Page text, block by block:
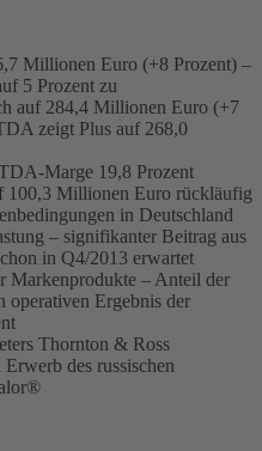
Millionen Euro (+8 Prozent) –
5 Prozent zu
auf 284,4 Millionen Euro (+7
zeigt Plus auf 268,0
Marge 19,8 Prozent
100,3 Millionen Euro rückläufig
in Deutschland
– signifikanter Beitrag aus
in Q4/2013 erwartet
Markenprodukte – Anteil der
operativen Ergebnis der
Thornton & Ross
des russischen